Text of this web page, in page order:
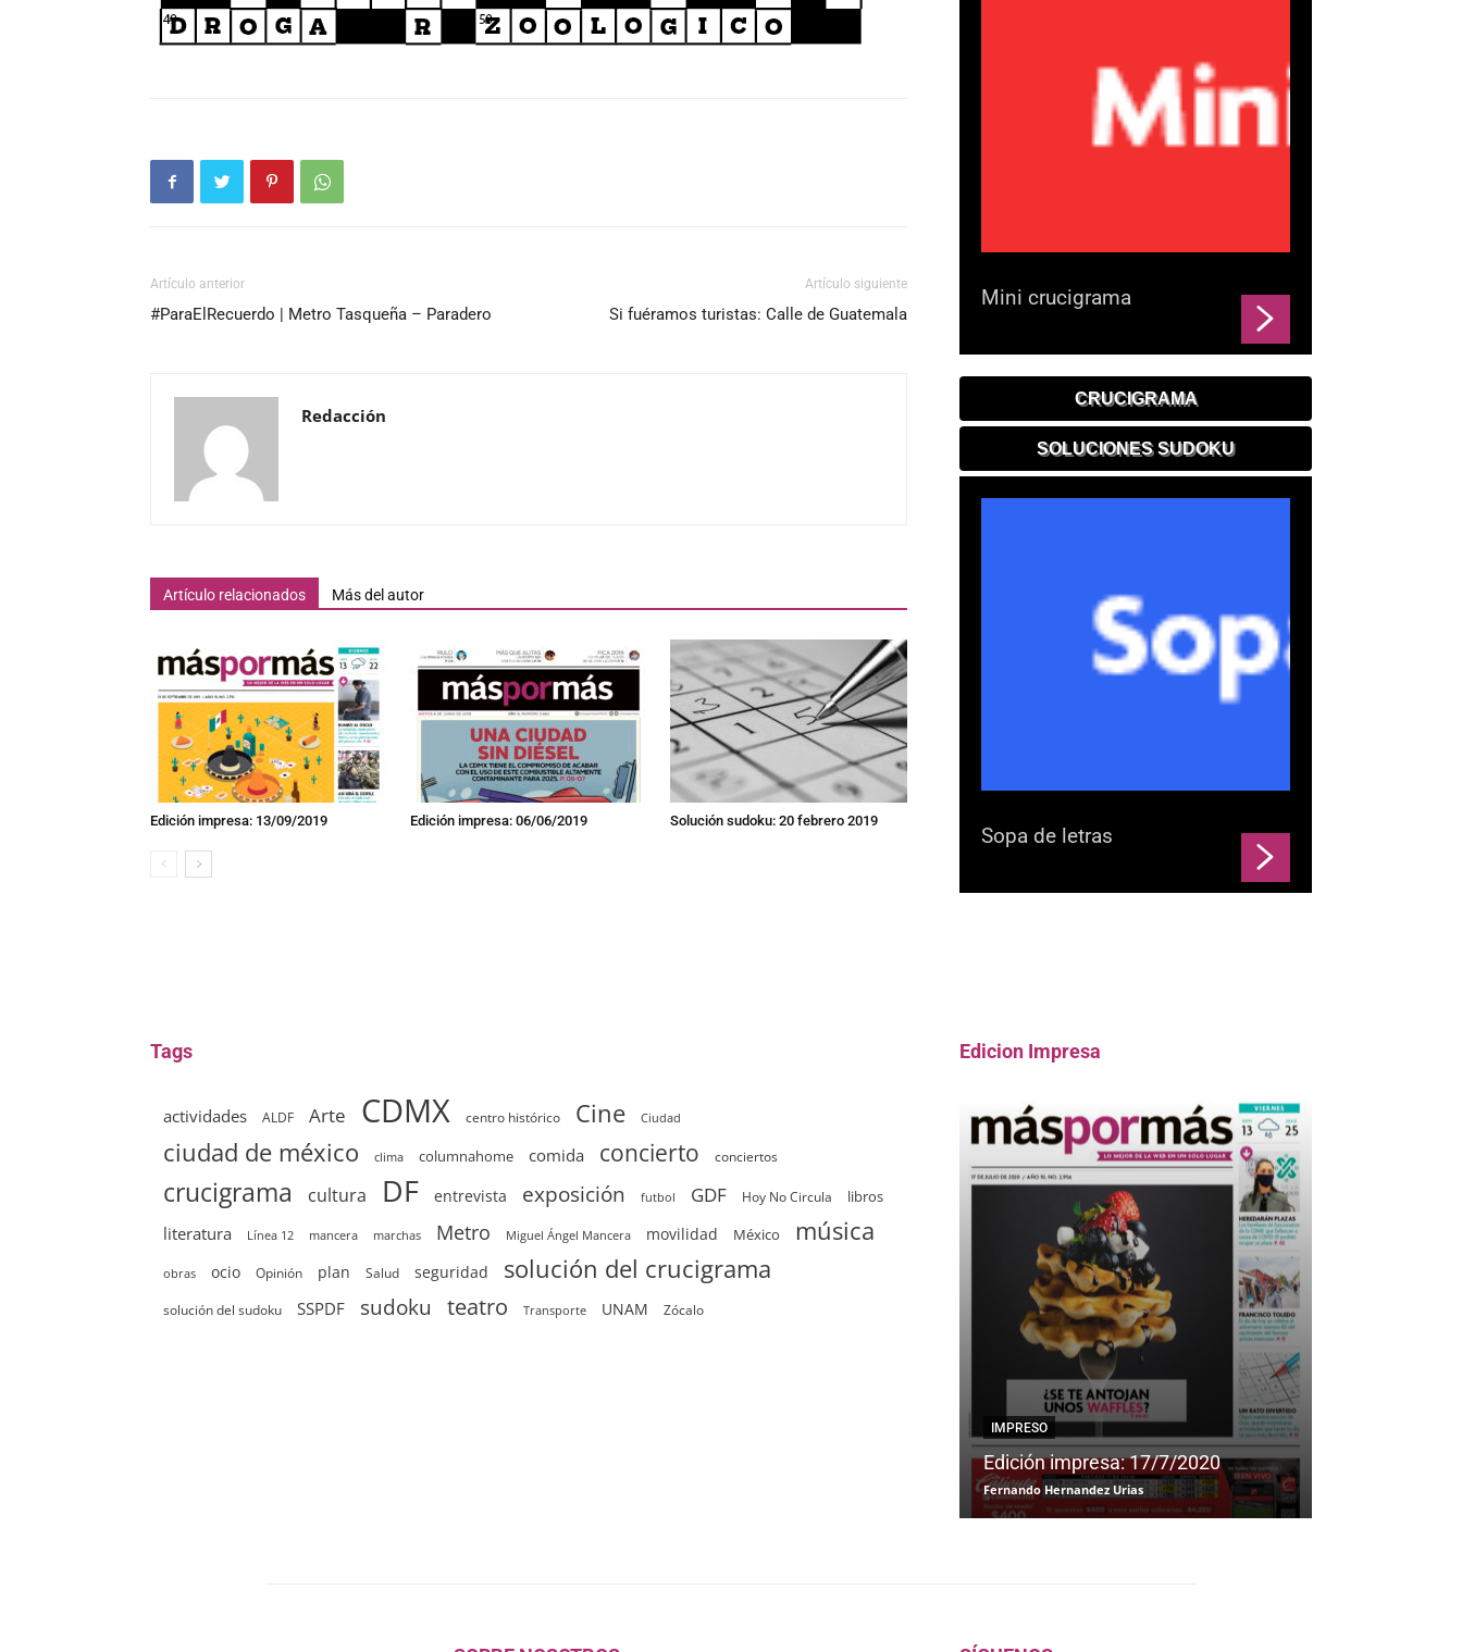
Artículo anterior
#ParaElRecuerdo | Metro Tasqueña – Paradero
Artículo siguiente
Si fuéramos turistas: Calle de Guatemala
Redacción
Artículo relacionados Más del autor
Edición impresa: 13/09/2019 Edición impresa: 06/06/2019 Solución sudoku: 20 febrero 2019
Mini crucigrama
CRUCIGRAMA
SOLUCIONES SUDOKU
Sopa de letras
Tags
actividades ALDF Arte CDMX centro histórico Cine Ciudad
ciudad de méxico clima columnahome comida concierto conciertos
crucigrama cultura DF entrevista exposición futbol GDF Hoy No Circula libros
literatura Línea 12 mancera marchas Metro Miguel Ángel Mancera movilidad México música
obras ocio Opinión plan Salud seguridad solución del crucigrama
solución del sudoku SSPDF sudoku teatro Transporte UNAM Zócalo
Edicion Impresa
IMPRESO
Edición impresa: 17/7/2020
Fernando Hernandez Urias